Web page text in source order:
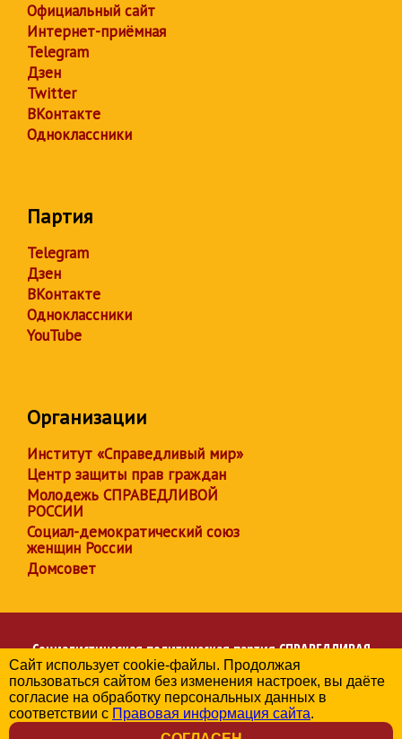
Официальный сайт
Интернет-приёмная
Telegram
Дзен
Twitter
ВКонтакте
Одноклассники
Партия
Telegram
Дзен
ВКонтакте
Одноклассники
YouTube
Организации
Институт «Справедливый мир»
Центр защиты прав граждан
Молодежь СПРАВЕДЛИВОЙ
РОССИИ
Социал-демократический союз
женщин России
Домсовет
Социалистическая политическая партияСПРАВЕДЛИВАЯ
РОССИЯ
Региональное отделение партии в Чувашской Республике
© 2006-2026
Политика в отношении обработки персональных данных
Сайт использует cookie-файлы. Продолжая
пользоваться сайтом без изменения настроек, вы даёте
согласие на обработку персональных данных в
соответствии с Правовая информация сайта.